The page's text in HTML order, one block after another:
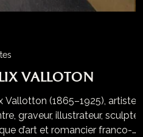
Valloton
Vallotton (1865–1925), artiste
graveur, illustrateur, sculpteur,
d’art et romancier franco-